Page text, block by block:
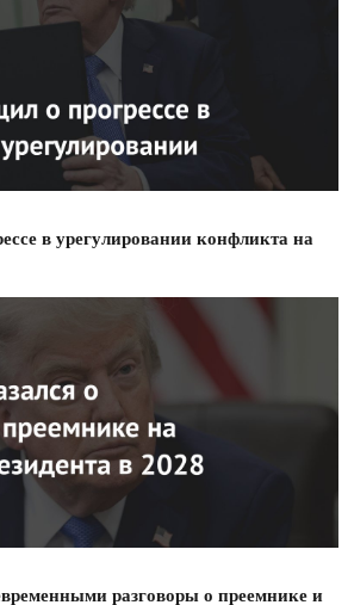
в урегулировании конфликта на
разговоры о преемнике и